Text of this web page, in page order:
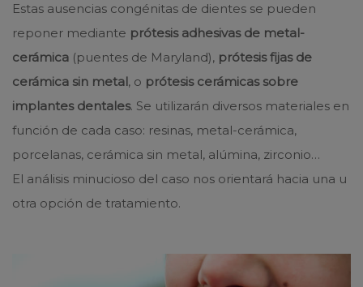
Estas ausencias congénitas de dientes se pueden
reponer mediante prótesis adhesivas de metal-
cerámica (puentes de Maryland), prótesis fijas de
cerámica sin metal, o prótesis cerámicas sobre
implantes dentales. Se utilizarán diversos materiales en
función de cada caso: resinas, metal-cerámica,
porcelanas, cerámica sin metal, alúmina, zirconio…
El análisis minucioso del caso nos orientará hacia una u
otra opción de tratamiento.